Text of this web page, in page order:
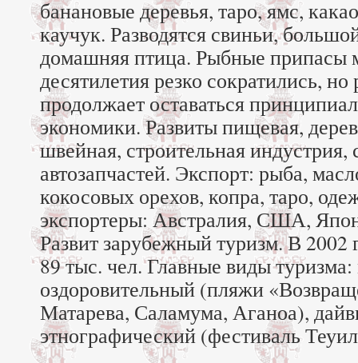
банановые деревья, таро, ямс,
каучук. Разводятся свиньи,
домашняя птица. Рыбные припасы
десятилетия резко сократились,
продолжает оставаться
экономики. Развиты пищевая,
швейная, строительная индустрия,
автозапчастей. Экспорт: рыба,
кокосовых орехов, копра, таро,
экспортеры: Австралия, США,
Развит зарубежный туризм. В 2002
89 тыс. чел. Главные виды
оздоровительный (пляжи
Матарева, Саламума, Аганоа),
этнографический (фестиваль